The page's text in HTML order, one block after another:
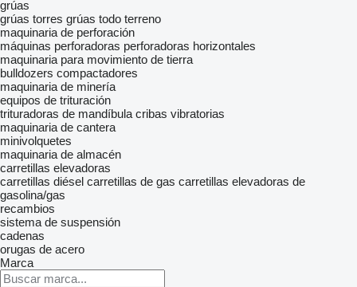
grúas
grúas torres grúas todo terreno
maquinaria de perforación
máquinas perforadoras perforadoras horizontales
maquinaria para movimiento de tierra
bulldozers compactadores
maquinaria de minería
equipos de trituración
trituradoras de mandíbula cribas vibratorias
maquinaria de cantera
minivolquetes
maquinaria de almacén
carretillas elevadoras
carretillas diésel carretillas de gas carretillas elevadoras de
gasolina/gas
recambios
sistema de suspensión
cadenas
orugas de acero
Marca